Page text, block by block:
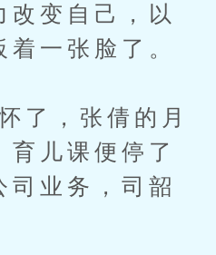
变自己，以
一张脸了。
了，张倩的月
儿课便停了
业务，司韶